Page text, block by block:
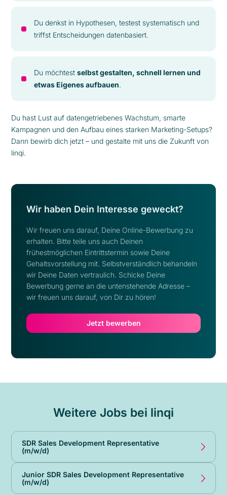
Du denkst in Hypothesen, testest systematisch und
triffst Entscheidungen datenbasiert.
Du möchtestselbst gestalten, schnell lernen und
etwas Eigenes aufbauen.
Du hast Lust auf datengetriebenes Wachstum, smarte
Kampagnen und den Aufbau eines starken Marketing-Setups?
Dann bewirb dich jetzt – und gestalte mit uns die Zukunft von
linqi.
Wir haben Dein Interesse geweckt?
Wir freuen uns darauf, Deine Online-Bewerbung zu
erhalten. Bitte teile uns auch Deinen
frühestmöglichen Eintrittstermin sowie Deine
Gehaltsvorstellung mit. Selbstverständlich behandeln
wir Deine Daten vertraulich. Schicke Deine
Bewerbung gerne an die untenstehende Adresse –
wir freuen uns darauf, von Dir zu hören!
Jetzt bewerben
Weitere Jobs bei linqi
SDR Sales Development Representative
(m/w/d)
Junior SDR Sales Development Representative
(m/w/d)